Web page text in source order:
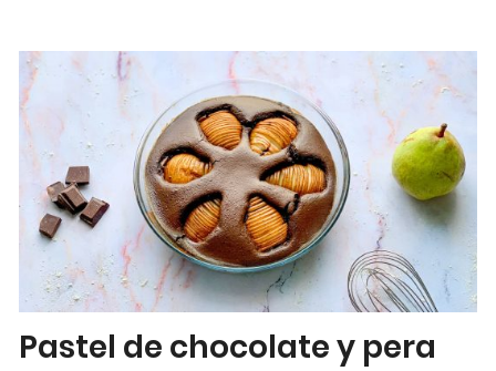
Pastel de chocolate y pera